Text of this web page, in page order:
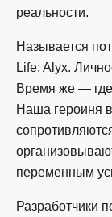
реальности.
Называется
Life: Alyx.
Время же —
Наша героиня
переменным
Разработчики